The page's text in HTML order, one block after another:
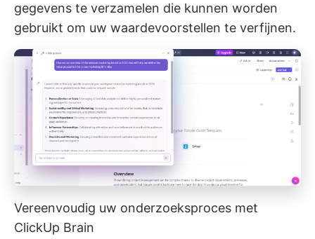
gegevens te verzamelen die kunnen worden
gebruikt om uw waardevoorstellen te verfijnen.
Vereenvoudig uw onderzoeksproces met
ClickUp Brain